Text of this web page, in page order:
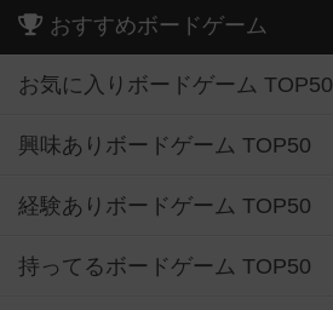
おすすめボードゲーム
お気に入りボードゲーム TOP50
興味ありボードゲーム TOP50
経験ありボードゲーム TOP50
持ってるボードゲーム TOP50